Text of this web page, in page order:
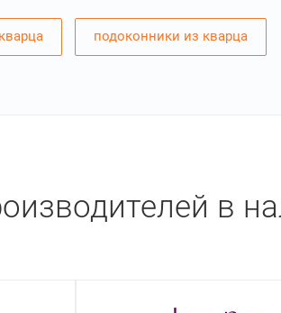
подоконники из кварца
в